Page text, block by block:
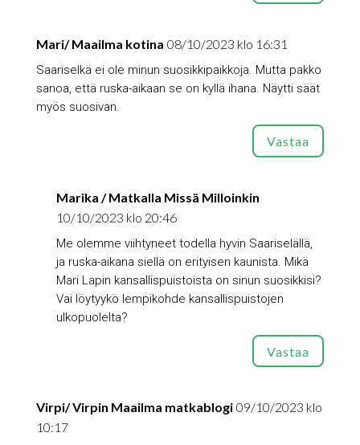
Mari/ Maailma kotina 08/10/2023 klo 16:31
Saariselkä ei ole minun suosikkipaikkoja. Mutta pakko
sanoa, että ruska-aikaan se on kyllä ihana. Näytti säät
myös suosivan.
Vastaa
Marika / Matkalla Missä Milloinkin
10/10/2023 klo 20:46
Me olemme viihtyneet todella hyvin Saariselällä,
ja ruska-aikana siellä on erityisen kaunista. Mikä
Mari Lapin kansallispuistoista on sinun suosikkisi?
Vai löytyykö lempikohde kansallispuistojen
ulkopuolelta?
Vastaa
Virpi/ Virpin Maailma matkablogi 09/10/2023 klo
10:17